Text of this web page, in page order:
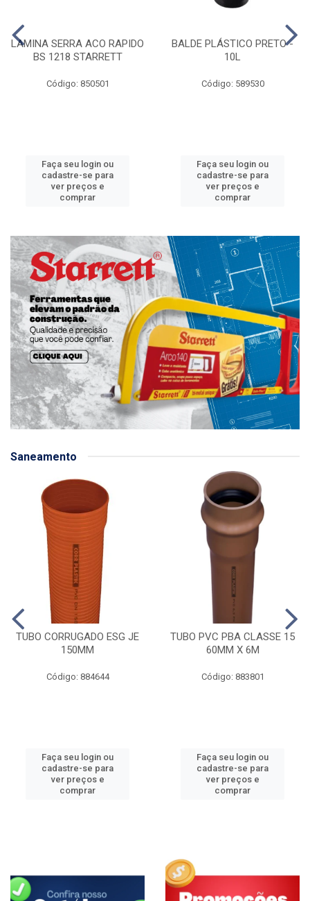
LAMINA SERRA ACO RAPIDO
BS 1218 STARRETT
Código: 850501
Faça seu login ou
cadastre-se para
ver preços e
comprar
BALDE PLÁSTICO PRETO -
10L
Código: 589530
Faça seu login ou
cadastre-se para
ver preços e
comprar
Saneamento
TUBO CORRUGADO ESG JE
150MM
Código: 884644
Faça seu login ou
cadastre-se para
ver preços e
comprar
TUBO PVC PBA CLASSE 15
60MM X 6M
Código: 883801
Faça seu login ou
cadastre-se para
ver preços e
comprar